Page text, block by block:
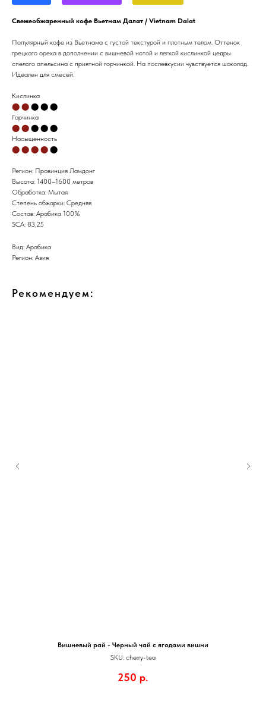
Свежеобжаренный кофе Вьетнам Далат / Vietnam Dalat
Популярный кофе из Вьетнама с густой текстурой и плотным телом. Оттенок
грецкого ореха в дополнении с вишневой нотой и легкой кислинкой цедры
спелого апельсина с приятной горчинкой. На послевкусии чувствуется шоколад.
Идеален для смесей.
Кислинка⁣⁣⁣⁣⁣⁣⁣⁣⁣
⬤ ⬤ ⬤ ⬤ ⬤
Горчинка
⬤ ⬤ ⬤ ⬤ ⬤
Насыщенность
⬤ ⬤ ⬤ ⬤ ⬤
Регион: Провинция Ламдонг
Высота: 1400–1600 метров
Обработка: Мытая
Степень обжарки: Средняя
Состав: Арабика 100%
SCA: 83,25
Вид: Арабика
Регион: Азия
Рекомендуем:
Вишневый рай - Черный чай с ягодами вишни
SKU: cherry-tea
250 р.